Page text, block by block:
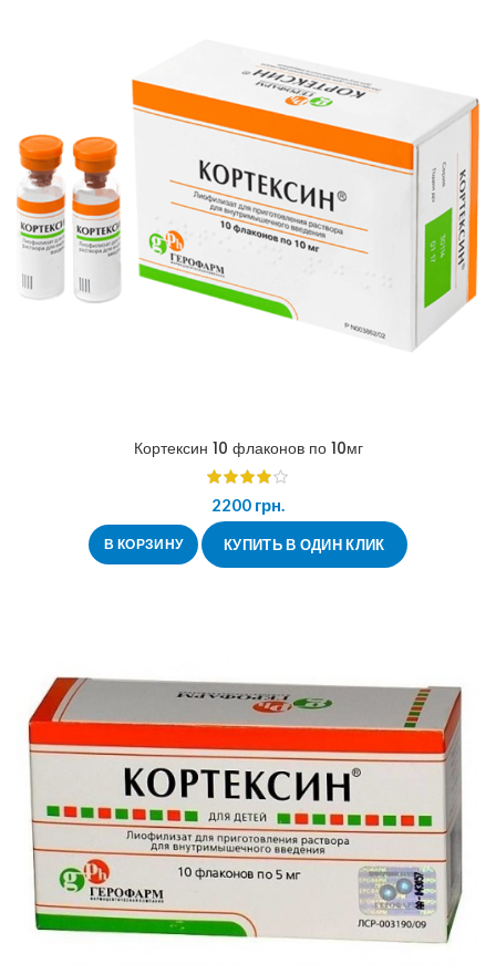
Кортексин 10 флаконов по 10мг
2200 грн.
В КОРЗИНУ КУПИТЬ В ОДИН КЛИК